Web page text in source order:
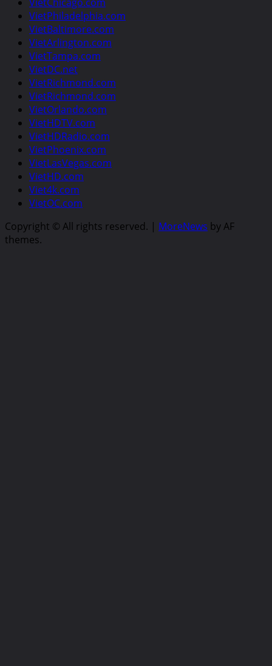
VietPhiladelphia.com
VietBaltimore.com
VietArlington.com
VietTampa.com
VietDC.net
VietRichmond.com
VietRichmond.com
VietOrlando.com
VietHDTV.com
VietHDRadio.com
VietPhoenix.com
VietLasVegas.com
VietHD.com
Viet4k.com
VietOC.com
Copyright © All rights reserved. | MoreNews by AF
themes.